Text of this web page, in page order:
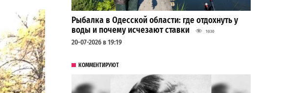
Рыбалка в Одесской области: где отдохнуть у
воды и почему исчезают ставки
1030
20-07-2026 в 19:19
КОММЕНТИРУЮТ